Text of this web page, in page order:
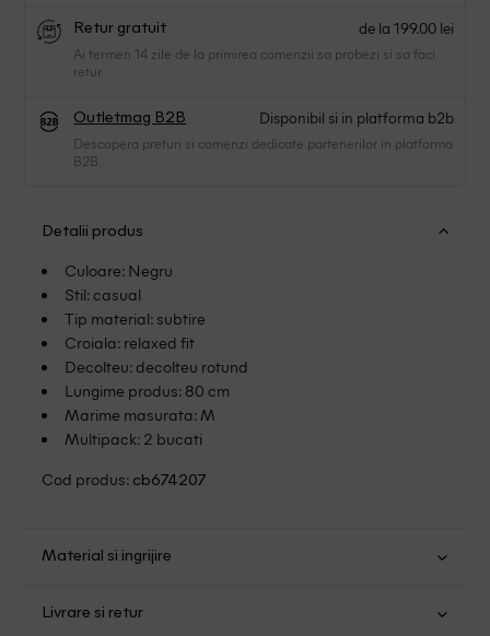
Retur gratuit de la 199.00 lei
Ai termen 14 zile de la primirea comenzii sa probezi si sa faci
retur.
Outletmag B2B Disponibil si in platforma b2b
Descopera preturi si comenzi dedicate partenerilor in platforma
B2B.
Detalii produs
Culoare: Negru
Stil: casual
Tip material: subtire
Croiala: relaxed fit
Decolteu: decolteu rotund
Lungime produs: 80 cm
Marime masurata: M
Multipack: 2 bucati
Cod produs: cb674207
Material si ingrijire
Livrare si retur